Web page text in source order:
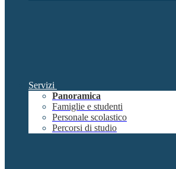
Servizi
Panoramica
Famiglie e studenti
Personale scolastico
Percorsi di studio